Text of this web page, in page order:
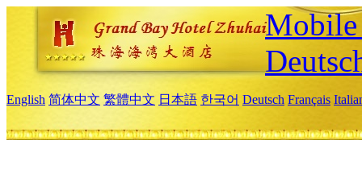
Mobile
English 简体中文 繁體中文 日本語 한국어 Deutsch Français